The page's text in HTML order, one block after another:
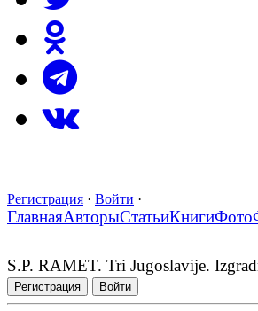
Регистрация · Войти ·
ГлавнаяАвторыСтатьиКнигиФото
S.P. RAMET. Tri Jugoslavije.
Регистрация Войти